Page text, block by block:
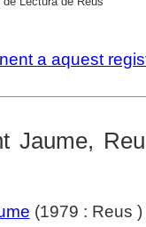
a aquest
Jaume,
(1979 : Reus )